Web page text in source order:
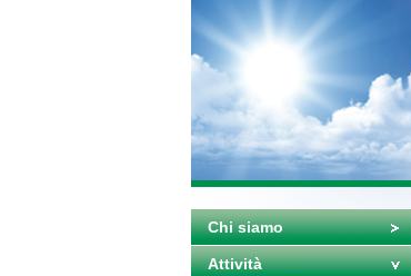
Chi siamo
Attività